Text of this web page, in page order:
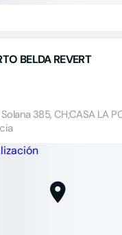
BELDA REVERT
385, CH;CASA LA